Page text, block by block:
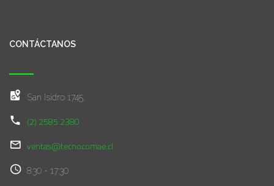
CONTÁCTANOS
San Isidro 1745,
(2) 2585 2380
ventas@tecnocomae.cl
8:30 - 17:30